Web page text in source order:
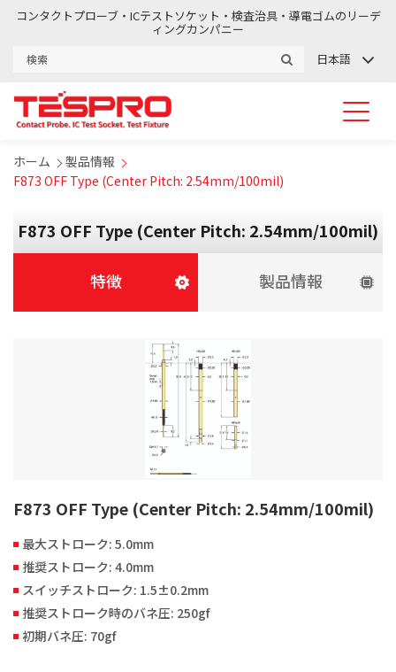
コンタクトプローブ・ICテストソケット・検査治具・導電ゴムのリーデ
ィングカンパニー
日本語
ホーム
製品情報
F873 OFF Type (Center Pitch: 2.54mm/100mil)
F873 OFF Type (Center Pitch: 2.54mm/100mil)
特徴 製品情報
F873 OFF Type (Center Pitch: 2.54mm/100mil)
最大ストローク: 5.0mm
推奨ストローク: 4.0mm
スイッチストローク: 1.5±0.2mm
推奨ストローク時のバネ圧: 250gf
初期バネ圧: 70gf